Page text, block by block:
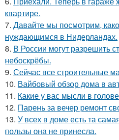
квартире.
7. Давайте мы посмотрим,
нуждающимся в Нидерландах.
8. В России могут разрешить
небоскрёбы.
9. Сейчас все строительные
10. Вайбовый обзор дома в
11. Какие у вас мысли в
12. Парень за вечер ремонт
13. У всех в доме есть та
пользы она не принесла.